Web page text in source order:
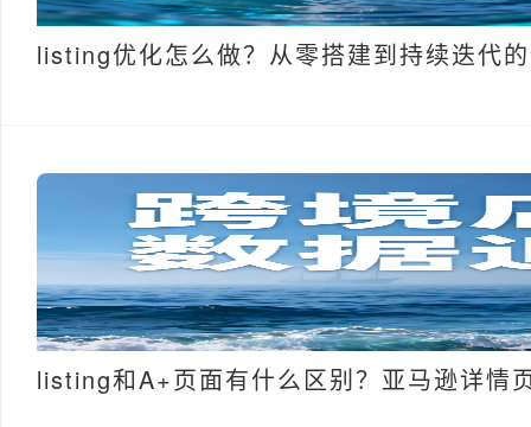
listing优化怎么做？从零搭建到持续迭代
listing和A+页面有什么区别？亚马逊详情